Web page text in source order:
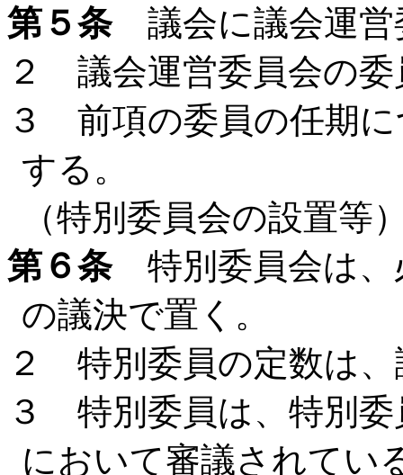
第５条議会に議会運営
２ 議会運営委員会の委
３ 前項の委員の任期
する。
（特別委員会の設置等
第６条特別委員会は、
の議決で置く。
２ 特別委員の定数は
３ 特別委員は、特別委
において審議されてい